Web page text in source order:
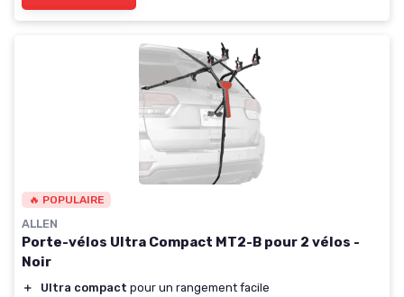
🔥 POPULAIRE
ALLEN
Porte-vélos Ultra Compact MT2-B pour 2 vélos -
Noir
＋ Ultra compact pour un rangement facile